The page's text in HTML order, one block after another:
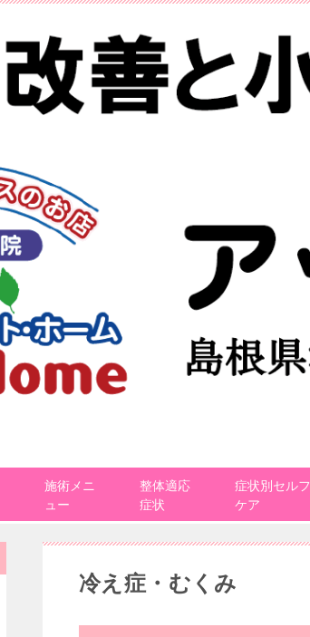
施術メニ
ュー
整体適応
症状
症状別セルフ
ケア
冷え症・むくみ